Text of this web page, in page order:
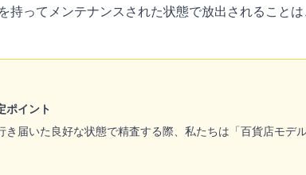
持ってメンテナンスされた状態で放出されること
ポイント
届いた良好な状態で精査する際、私たちは「百貨店モデ